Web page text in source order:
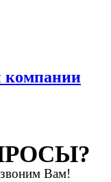
компании
Вам!